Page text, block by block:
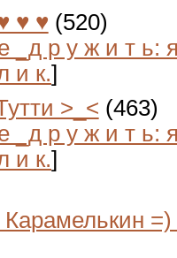
♥ ♥ (520)
_д р у ж и т ь:
и к.]
>_< (463)
_д р у ж и т ь:
и к.]
=)